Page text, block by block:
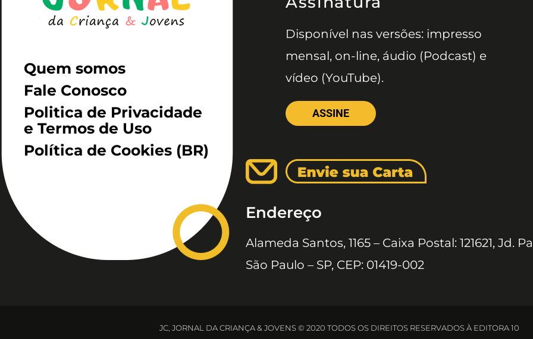
Quem somos
Fale Conosco
Politica de Privacidade
e Termos de Uso
Política de Cookies (BR)
Disponível nas versões: impresso
mensal, on-line, áudio (Podcast) e
vídeo (YouTube).
ASSINE
Endereço
Alameda Santos, 1165 – Caixa Postal: 121621, Jd.
São Paulo – SP, CEP: 01419-002
JC, JORNAL DA CRIANÇA & JOVENS © 2020 TODOS OS DIREITOS RESERVADOS À EDITORA 10